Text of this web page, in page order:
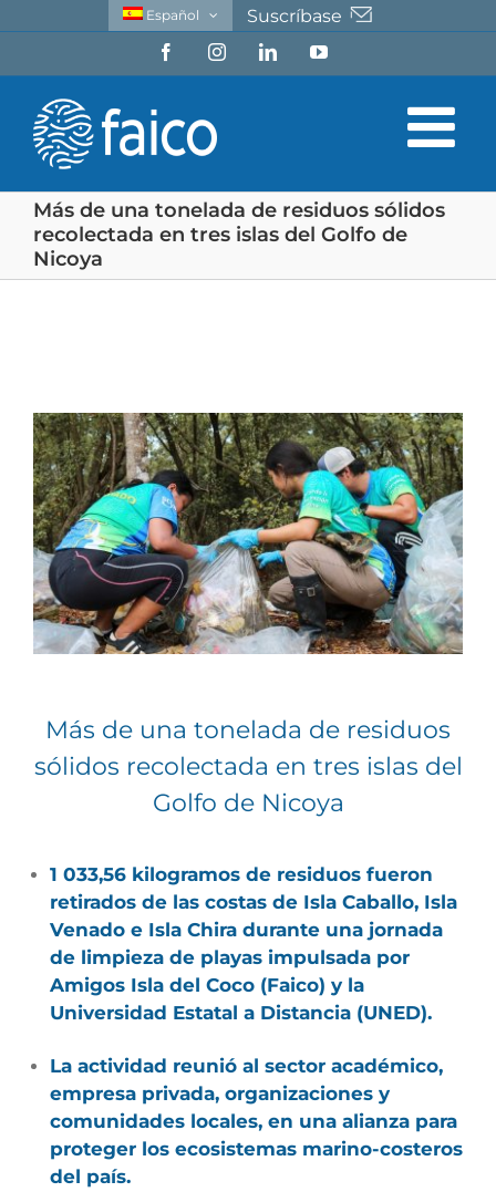
contenido
Español Suscríbase
FacebookInstagramLinkedInYouTube
Más de una tonelada de residuos sólidos
recolectada en tres islas del Golfo de
Nicoya
Ver
imagen
más
grande
Más de una tonelada de residuos
sólidos recolectada en tres islas del
Golfo de Nicoya
1 033,56 kilogramos de residuos fueron
retirados de las costas de Isla Caballo, Isla
Venado e Isla Chira durante una jornada
de limpieza de playas impulsada por
Amigos Isla del Coco (Faico) y la
Universidad Estatal a Distancia (UNED).
La actividad reunió al sector académico,
empresa privada, organizaciones y
comunidades locales, en una alianza para
proteger los ecosistemas marino-costeros
del país.